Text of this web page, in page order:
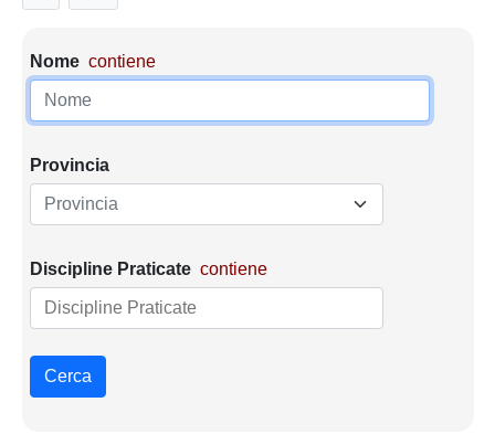
Nome contiene
Provincia
Provincia
Discipline Praticate contiene
Cerca